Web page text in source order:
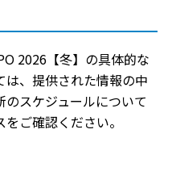
2026【冬】の具体的な
、提供された情報の中
スケジュールについて
ご確認ください。